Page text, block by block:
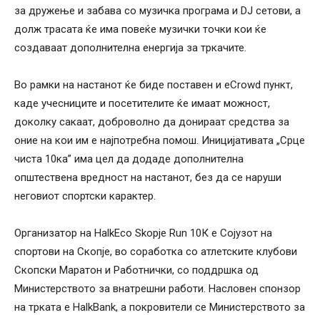
за дружење и забава со музичка програма и DJ сетови, а
долж трасата ќе има повеќе музички точки кои ќе
создаваат дополнителна енергија за тркачите.
Во рамки на настанот ќе биде поставен и eCrowd пункт,
каде учесниците и посетителите ќе имаат можност,
доколку сакаат, доброволно да донираат средства за
оние на кои им е најпотребна помош. Иницијативата „Срце
чиста 10ка” има цел да додаде дополнителна
општествена вредност на настанот, без да се наруши
неговиот спортски карактер.
Организатор на HalkEco Skopje Run 10К е Сојузот на
спортови на Скопје, во соработка со атлетските клубови
Скопски Маратон и Работнички, со поддршка од
Министерството за внатрешни работи. Насловен спонзор
на трката е HalkBank, а покровители се Министерството за